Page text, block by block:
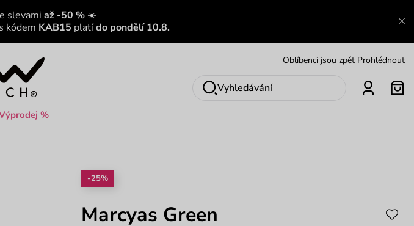
slevami až -50 % ☀️
s kódem KAB15 platído pondělí 10.8.
%
Nech se inspirovat Ukázat
Vyhledávání
-25%
Marcyas Green